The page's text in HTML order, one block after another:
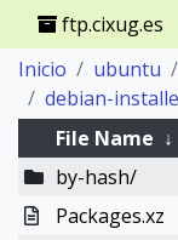
ftp.cixug.es
Inicio
ubuntu
debian-
File Name ↓
by-hash/
Packages.xz